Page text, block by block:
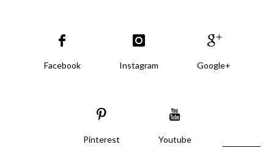
Facebook Instagram Google+
Pinterest Youtube